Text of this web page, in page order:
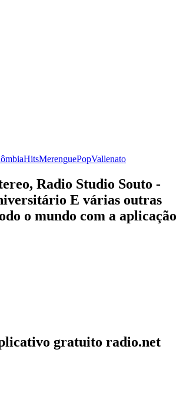
HitsMerenguePopVallenato
Radio Studio Souto -
E várias outras
o mundo com a aplicação
gratuito radio.net